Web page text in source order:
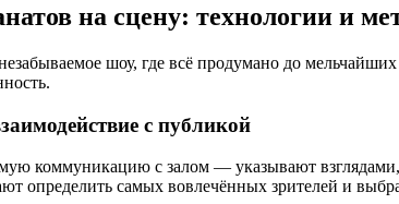
на сцену: технологии и
шоу, где всё продумано до
с публикой
коммуникацию с залом — указывают
определить самых вовлечённых зрителей и